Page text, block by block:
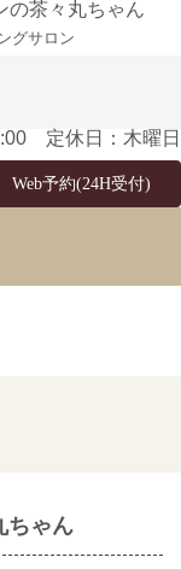
の茶々丸ちゃん
グサロン
定休日：木曜日
Web予約(24H受付)
ちゃん